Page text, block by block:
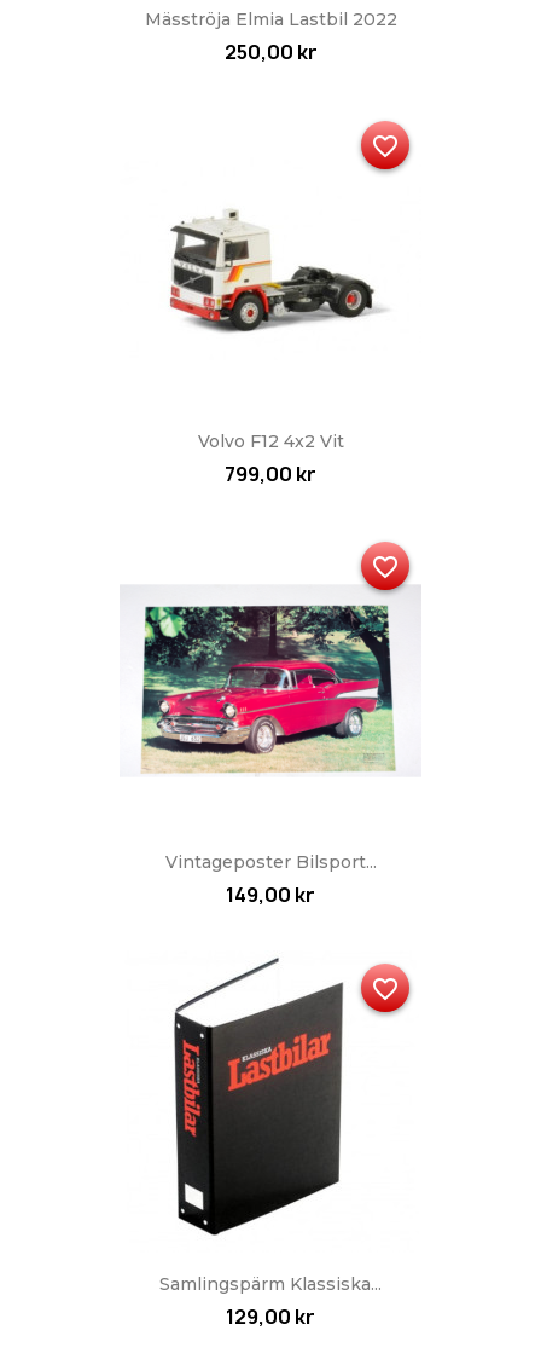
Mäsströja Elmia Lastbil 2022
250,00 kr
Volvo F12 4x2 Vit
799,00 kr
favorite_border
Vintageposter Bilsport...
149,00 kr
favorite_border
Samlingspärm Klassiska...
129,00 kr
favorite_border